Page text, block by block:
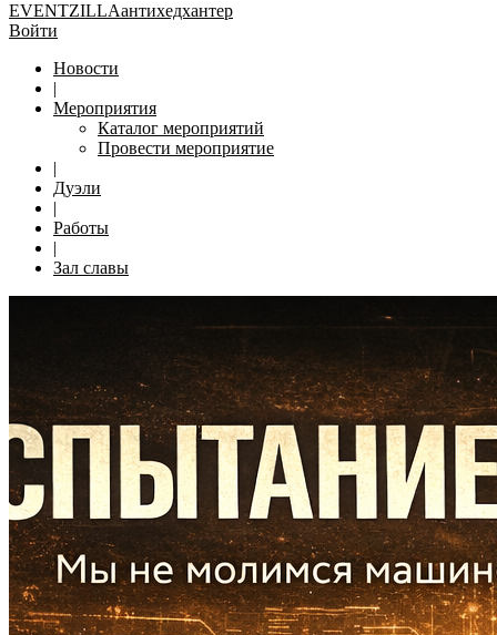
EVENTZILLAантихедхантер
Войти
Новости
|
Мероприятия
Каталог мероприятий
Провести мероприятие
|
Дуэли
|
Работы
|
Зал славы